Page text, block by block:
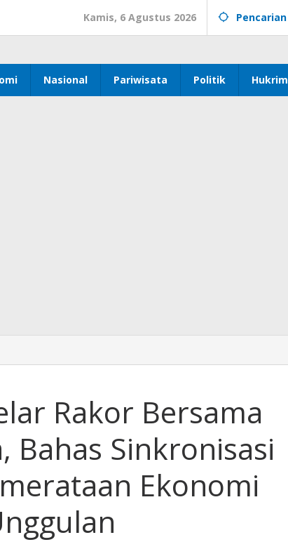
Kamis, 6 Agustus 2026 Pencarian
Nasional Pariwisata Politik Hukrim
Rakor Bersama
Bahas Sinkronisasi
Ekonomi